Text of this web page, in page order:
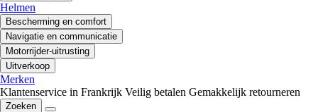
Helmen
Bescherming en comfort
Navigatie en communicatie
Motorrijder-uitrusting
Uitverkoop
Merken
Klantenservice in Frankrijk Veilig betalen Gemakkelijk retourneren
Zoeken